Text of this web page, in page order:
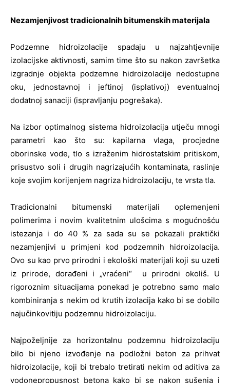
Nezamjenjivost tradicionalnih bitumenskih materijala
Podzemne hidroizolacije spadaju u najzahtjevnije
izolacijske aktivnosti, samim time što su nakon završetka
izgradnje objekta podzemne hidroizolacije nedostupne
oku, jednostavnoj i jeftinoj (isplativoj) eventualnoj
dodatnoj sanaciji (ispravljanju pogrešaka).
Na izbor optimalnog sistema hidroizolacija utječu mnogi
parametri kao što su: kapilarna vlaga, procjedne
oborinske vode, tlo s izraženim hidrostatskim pritiskom,
prisustvo soli i drugih nagrizajućih kontaminata, raslinje
koje svojim korijenjem nagriza hidroizolaciju, te vrsta tla.
Tradicionalni bitumenski materijali oplemenjeni
polimerima i novim kvalitetnim ulošcima s mogućnošću
istezanja i do 40 % za sada su se pokazali praktički
nezamjenjivi u primjeni kod podzemnih hidroizolacija.
Ovo su kao prvo prirodni i ekološki materijali koji su uzeti
iz prirode, dorađeni i „vraćeni“ u prirodni okoliš. U
rigoroznim situacijama ponekad je potrebno samo malo
kombiniranja s nekim od krutih izolacija kako bi se dobilo
najučinkovitiju podzemnu hidroizolaciju.
Najpoželjnije za horizontalnu podzemnu hidroizolaciju
bilo bi njeno izvođenje na podložni beton za prihvat
hidroizolacije, koji bi trebalo tretirati nekim od aditiva za
vodonepropusnost betona kako bi se nakon sušenja i